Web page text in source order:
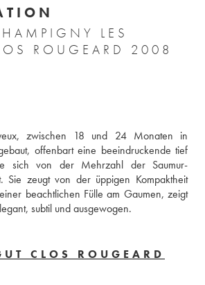
LES
POYEUX CLOS ROUGEARD 2008
zwischen 18 und 24 Monaten in
offenbart eine beeindruckende tief
sich von der Mehrzahl der Saumur-
Sie zeugt von der üppigen Kompaktheit
beachtlichen Fülle am Gaumen, zeigt
subtil und ausgewogen.
CLOS ROUGEARD